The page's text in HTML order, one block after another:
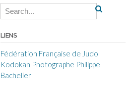
LIENS
Fédération Française de Judo
Kodokan Photographe Philippe
Bachelier